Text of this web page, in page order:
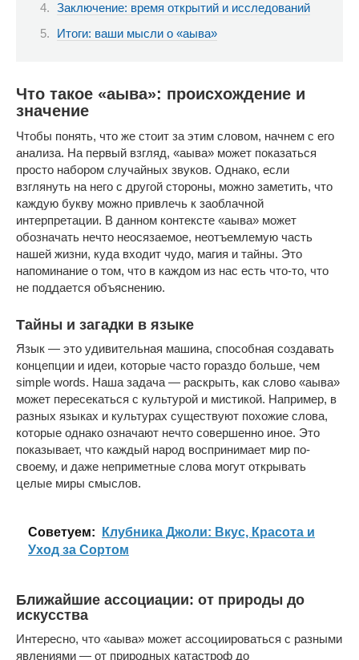
Заключение: время открытий и исследований
Итоги: ваши мысли о «аыва»
Что такое «аыва»: происхождение и
значение
Чтобы понять, что же стоит за этим словом, начнем с его
анализа. На первый взгляд, «аыва» может показаться
просто набором случайных звуков. Однако, если
взглянуть на него с другой стороны, можно заметить, что
каждую букву можно привлечь к заоблачной
интерпретации. В данном контексте «аыва» может
обозначать нечто неосязаемое, неотъемлемую часть
нашей жизни, куда входит чудо, магия и тайны. Это
напоминание о том, что в каждом из нас есть что-то, что
не поддается объяснению.
Тайны и загадки в языке
Язык — это удивительная машина, способная создавать
концепции и идеи, которые часто гораздо больше, чем
simple words. Наша задача — раскрыть, как слово «аыва»
может пересекаться с культурой и мистикой. Например, в
разных языках и культурах существуют похожие слова,
которые однако означают нечто совершенно иное. Это
показывает, что каждый народ воспринимает мир по-
своему, и даже неприметные слова могут открывать
целые миры смыслов.
Cоветуем:
Клубника Джоли: Вкус, Красота и
Уход за Сортом
Ближайшие ассоциации: от природы до
искусства
Интересно, что «аыва» может ассоциироваться с разными
явлениями — от природных катастроф до